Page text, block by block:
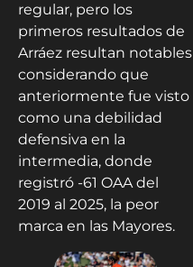
regular, pero los
primeros resultados de
Arráez resultan notables
considerando que
anteriormente fue visto
como una debilidad
defensiva en la
intermedia, donde
registró -61 OAA del
2019 al 2025, la peor
marca en las Mayores.